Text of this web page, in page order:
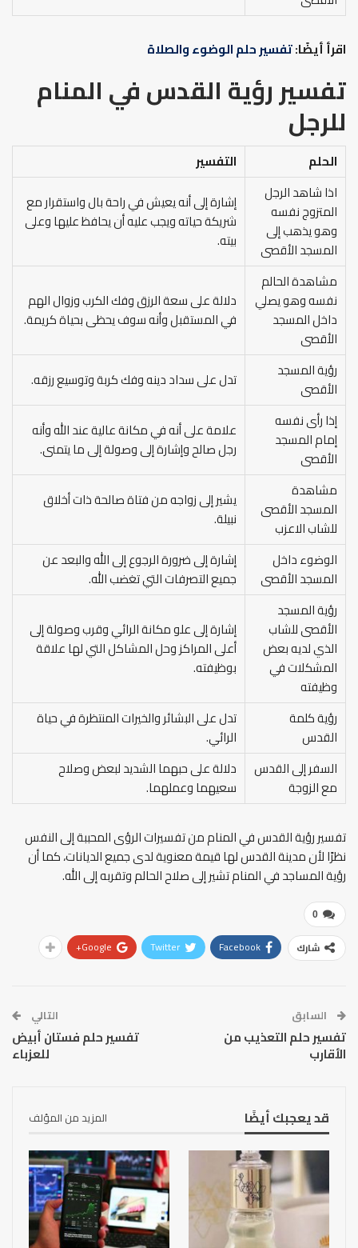
اقرأ أيضًا:تفسير حلم الوضوء والصلاة
تفسير رؤية القدس في المنام
للرجل
الحلم
التفسير
اذا شاهد الرجل
المتزوج نفسه
وهو يذهب إلى
المسجد الأقصى
إشارة إلى أنه يعيش في راحة بال واستقرار مع
شريكة حياته ويجب عليه أن يحافظ عليها وعلى
بيته.
مشاهدة الحالم
نفسه وهو يصلي
داخل المسجد
الأقصى
دلالة على سعة الرزق وفك الكرب وزوال الهم
في المستقبل وأنه سوف يحظى بحياة كريمة.
رؤية المسجد
الأقصى
تدل على سداد دينه وفك كربة وتوسيع رزقه.
إذا رأى نفسه
إمام المسجد
الأقصى
علامة على أنه في مكانة عالية عند الله وأنه
رجل صالح وإشارة إلى وصولة إلى ما يتمنى.
مشاهدة
المسجد الأقصى
للشاب الاعزب
يشير إلى زواجه من فتاة صالحة ذات أخلاق
نبيلة.
الوضوء داخل
المسجد الأقصى
إشارة إلى ضرورة الرجوع إلى الله والبعد عن
جميع التصرفات التي تغضب الله.
رؤية المسجد
الأقصى للشاب
الذي لديه بعض
المشكلات في
وظيفته
إشارة إلى علو مكانة الرائي وقرب وصولة إلى
أعلى المراكز وحل المشاكل التي لها علاقة
بوظيفته.
رؤية كلمة
القدس
تدل على البشائر والخيرات المنتظرة في حياة
الرائي.
السفر إلى القدس
مع الزوجة
دلالة على حبهما الشديد لبعض وصلاح
سعيهما وعملهما.
تفسير رؤية القدس في المنام من تفسيرات الرؤى المحببة إلى النفس
نظرًا لأن مدينة القدس لها قيمة معنوية لدى جميع الديانات، كما أن
رؤية المساجد في المنام تشير إلى صلاح الحالم وتقربه إلى الله.
0
شارك Facebook
Twitter
Google+
السابق
تفسير حلم التعذيب من
الأقارب
التالي
تفسير حلم فستان أبيض
للعزباء
قد يعجبك أيضًا المزيد من المؤلف